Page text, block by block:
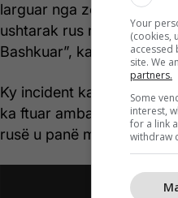
larguar nga zona e
ushtarak rus nuk kanë
Bashkuar”, ka thënë ai.
Ky incident ka ndodhur
ka ftuar ambasadorin rus
rusë u panë mbi kanalin
Your
(cookies,
accessed
site. We
partners.
Some
interest,
for a link
withdraw